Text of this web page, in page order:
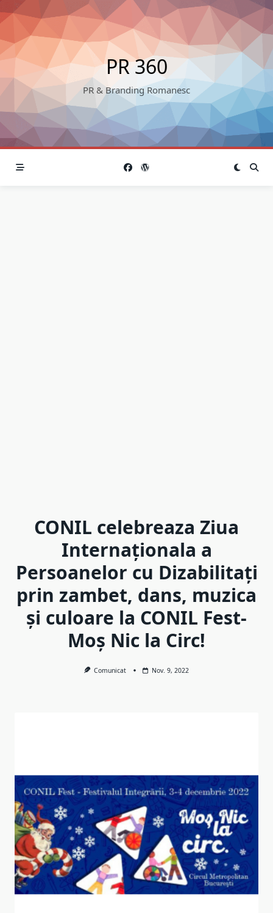
Skip
to
content
PR 360
PR & Branding Romanesc
CONIL celebreaza Ziua
Internaționala a
Persoanelor cu Dizabilitați
prin zambet, dans, muzica
și culoare la CONIL Fest-
Moș Nic la Circ!
Comunicat Nov. 9, 2022